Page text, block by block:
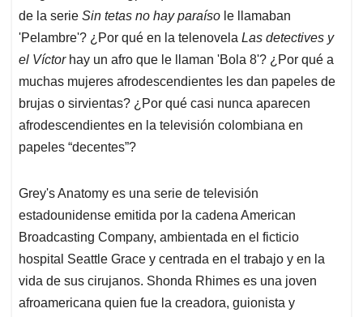
de la serie Sin tetas no hay paraíso le llamaban
'Pelambre'? ¿Por qué en la telenovela Las detectives y
el Víctorhay un afro que le llaman 'Bola 8'? ¿Por qué a
muchas mujeres afrodescendientes les dan papeles de
brujas o sirvientas? ¿Por qué casi nunca aparecen
afrodescendientes en la televisión colombiana en
papeles “decentes”?
Grey's Anatomy es una serie de televisión
estadounidense emitida por la cadena American
Broadcasting Company, ambientada en el ficticio
hospital Seattle Grace y centrada en el trabajo y en la
vida de sus cirujanos. Shonda Rhimes es una joven
afroamericana quien fue la creadora, guionista y